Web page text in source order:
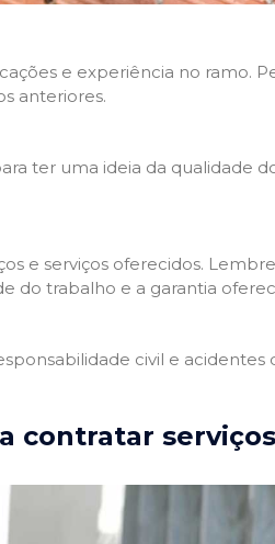
e experiência no ramo.
anteriores.
ter uma ideia da qualidade
e serviços oferecidos.
do trabalho e a garantia
civil e acidentes
contratar